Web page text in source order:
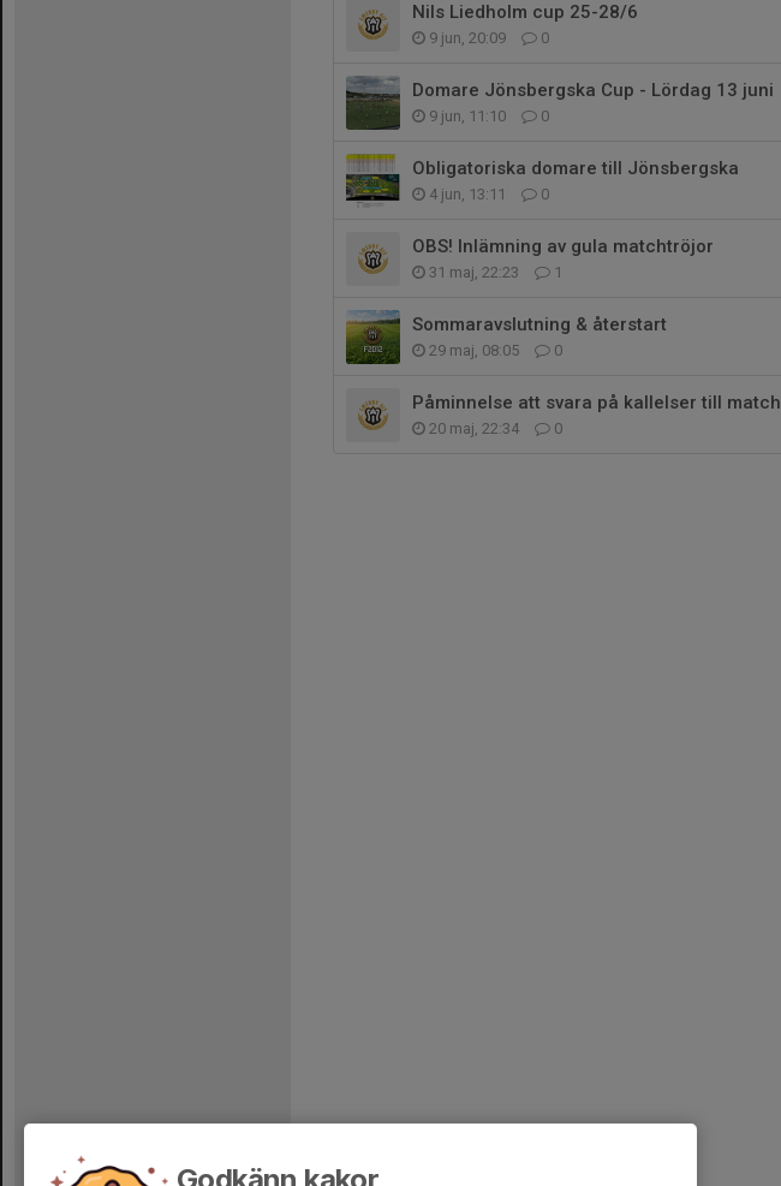
Nils Liedholm cup 25-28/6
9 jun, 20:09 0
Domare Jönsbergska Cup - Lördag 13 juni
9 jun, 11:10 0
Obligatoriska domare till Jönsbergska
4 jun, 13:11 0
OBS! Inlämning av gula matchtröjor
31 maj, 22:23 1
Sommaravslutning & återstart
29 maj, 08:05 0
Påminnelse att svara på kallelser till match
20 maj, 22:34 0